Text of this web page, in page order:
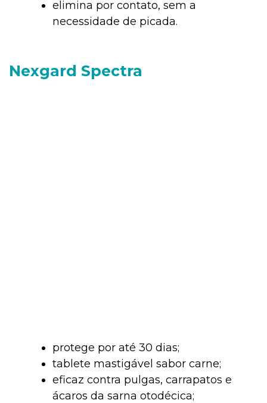
elimina por contato, sem a
necessidade de picada.
Nexgard Spectra
protege por até 30 dias;
tablete mastigável sabor carne;
eficaz contra pulgas, carrapatos e
ácaros da sarna otodécica;